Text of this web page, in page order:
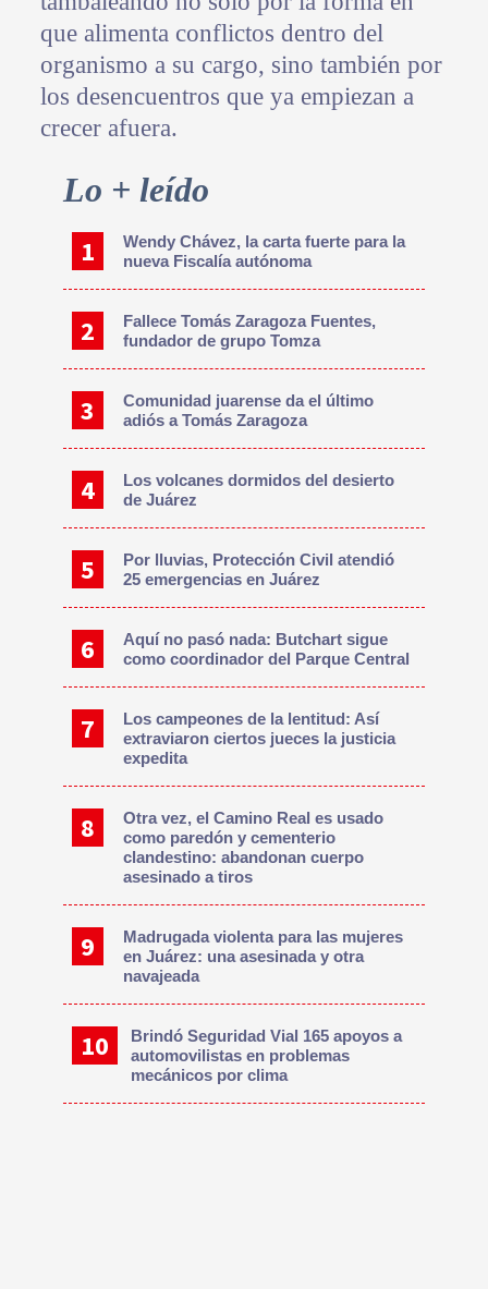
que alimenta conflictos dentro del
organismo a su cargo, sino también por
los desencuentros que ya empiezan a
crecer afuera.
Primary
Lo + leído
Wendy Chávez, la carta fuerte para la
nueva Fiscalía autónoma
Fallece Tomás Zaragoza Fuentes,
fundador de grupo Tomza
Comunidad juarense da el último
adiós a Tomás Zaragoza
Los volcanes dormidos del desierto
de Juárez
Por lluvias, Protección Civil atendió
25 emergencias en Juárez
Aquí no pasó nada: Butchart sigue
como coordinador del Parque Central
Los campeones de la lentitud: Así
extraviaron ciertos jueces la justicia
expedita
Otra vez, el Camino Real es usado
como paredón y cementerio
clandestino: abandonan cuerpo
asesinado a tiros
Madrugada violenta para las mujeres
en Juárez: una asesinada y otra
navajeada
Brindó Seguridad Vial 165 apoyos a
automovilistas en problemas
mecánicos por clima